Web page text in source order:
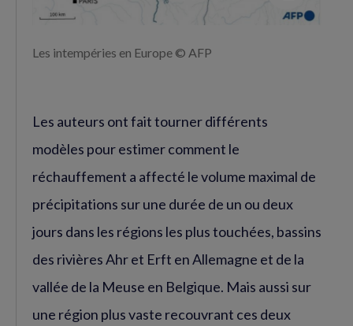
Les intempéries en Europe © AFP
Les auteurs ont fait tourner différents
modèles pour estimer comment le
réchauffement a affecté le volume maximal de
précipitations sur une durée de un ou deux
jours dans les régions les plus touchées, bassins
des rivières Ahr et Erft en Allemagne et de la
vallée de la Meuse en Belgique. Mais aussi sur
une région plus vaste recouvrant ces deux